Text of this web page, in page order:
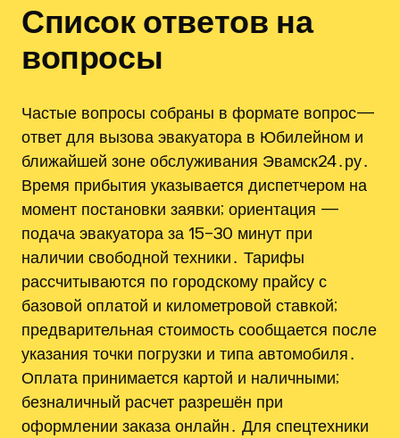
Список ответов на
вопросы
Частые вопросы собраны в формате вопрос—
ответ для вызова эвакуатора в Юбилейном и
ближайшей зоне обслуживания Эвамск24․ру․
Время прибытия указывается диспетчером на
момент постановки заявки; ориентация —
подача эвакуатора за 15–30 минут при
наличии свободной техники․ Тарифы
рассчитываются по городскому прайсу с
базовой оплатой и километровой ставкой;
предварительная стоимость сообщается после
указания точки погрузки и типа автомобиля․
Оплата принимается картой и наличными;
безналичный расчет разрешён при
оформлении заказа онлайн․ Для спецтехники